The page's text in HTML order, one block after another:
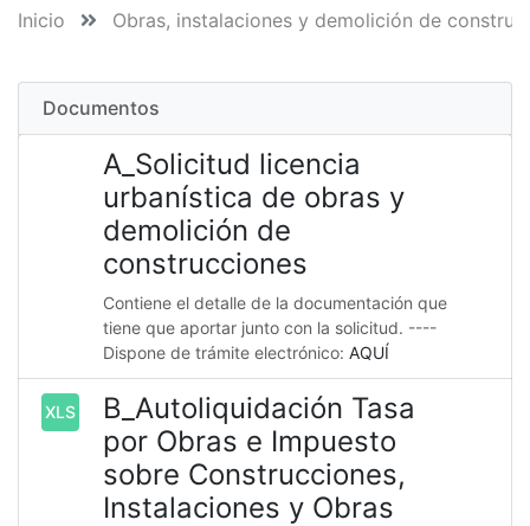
Inicio Obras, instalaciones y demolición de
Documentos
A_Solicitud licencia
urbanística de obras y
demolición de
construcciones
Contiene el detalle de la documentación que
tiene que aportar junto con la solicitud. ----
Dispone de trámite electrónico: AQUÍ
XLS
B_Autoliquidación Tasa
por Obras e Impuesto
sobre Construcciones,
Instalaciones y Obras